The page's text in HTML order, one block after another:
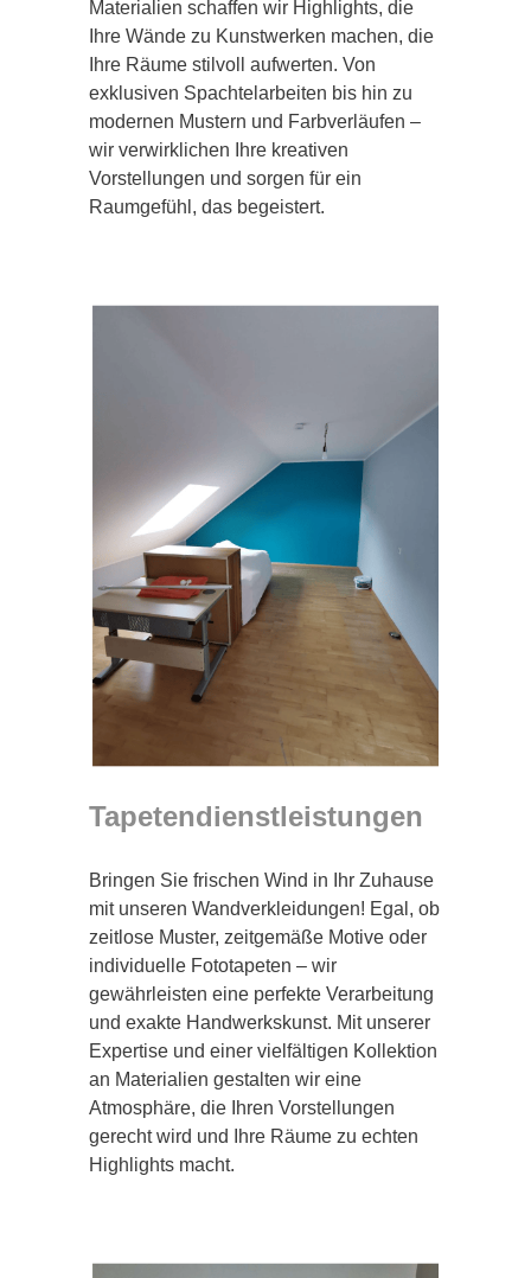
Materialien schaffen wir Highlights, die
Ihre Wände zu Kunstwerken machen, die
Ihre Räume stilvoll aufwerten. Von
exklusiven Spachtelarbeiten bis hin zu
modernen Mustern und Farbverläufen –
wir verwirklichen Ihre kreativen
Vorstellungen und sorgen für ein
Raumgefühl, das begeistert.
Tapetendienstleistungen
Bringen Sie frischen Wind in Ihr Zuhause
mit unseren Wandverkleidungen! Egal, ob
zeitlose Muster, zeitgemäße Motive oder
individuelle Fototapeten – wir
gewährleisten eine perfekte Verarbeitung
und exakte Handwerkskunst. Mit unserer
Expertise und einer vielfältigen Kollektion
an Materialien gestalten wir eine
Atmosphäre, die Ihren Vorstellungen
gerecht wird und Ihre Räume zu echten
Highlights macht.